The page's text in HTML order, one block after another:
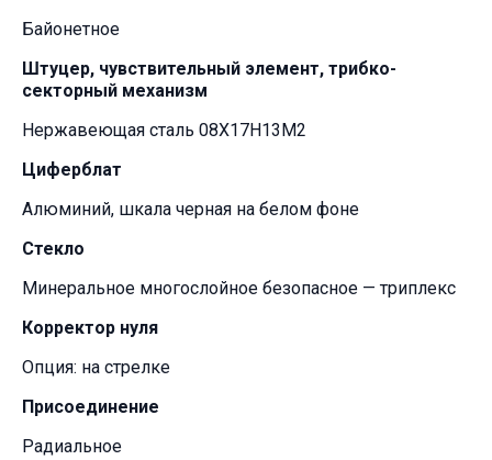
Байонетное
Штуцер, чувствительный элемент, трибко-
секторный механизм
Нержавеющая сталь 08Х17Н13М2
Циферблат
Алюминий, шкала черная на белом фоне
Стекло
Минеральное многослойное безопасное — триплекс
Корректор нуля
Опция: на стрелке
Присоединение
Радиальное